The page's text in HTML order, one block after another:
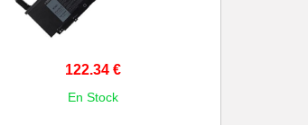
122.34 €
En Stock